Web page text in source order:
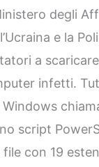
degli
e la
a
infetti.
script
con 19